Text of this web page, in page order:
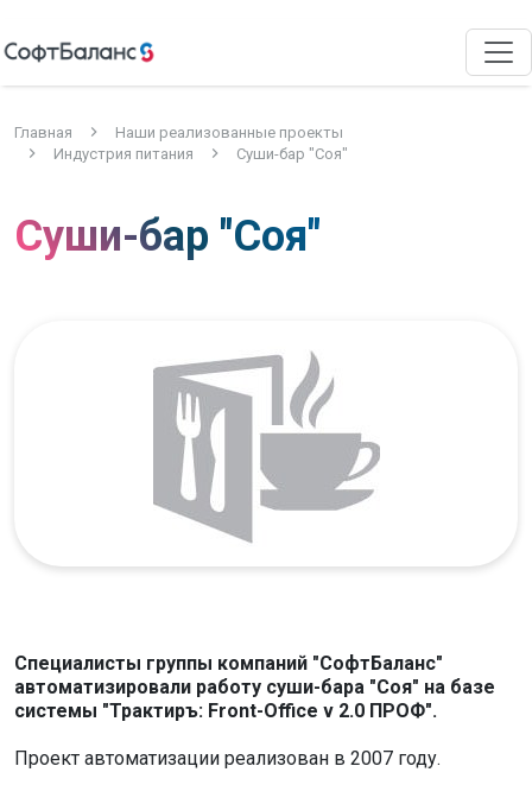
Главная
Наши реализованные проекты
Индустрия питания
Суши-бар "Соя"
Суши-бар "Соя"
Специалисты группы компаний "СофтБаланс"
автоматизировали работу суши-бара "Соя" на базе
системы "Трактиръ: Front-Office v 2.0 ПРОФ".
Проект автоматизации реализован в 2007 году.